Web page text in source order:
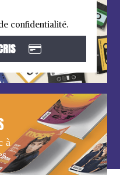
confidentialité.
à